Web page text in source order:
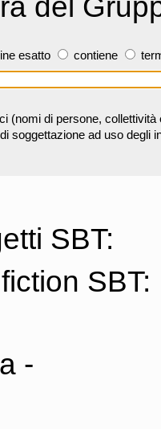
esatto contiene
(nomi di persone,
soggettazione ad uso degli
SBT:
SBT:
-